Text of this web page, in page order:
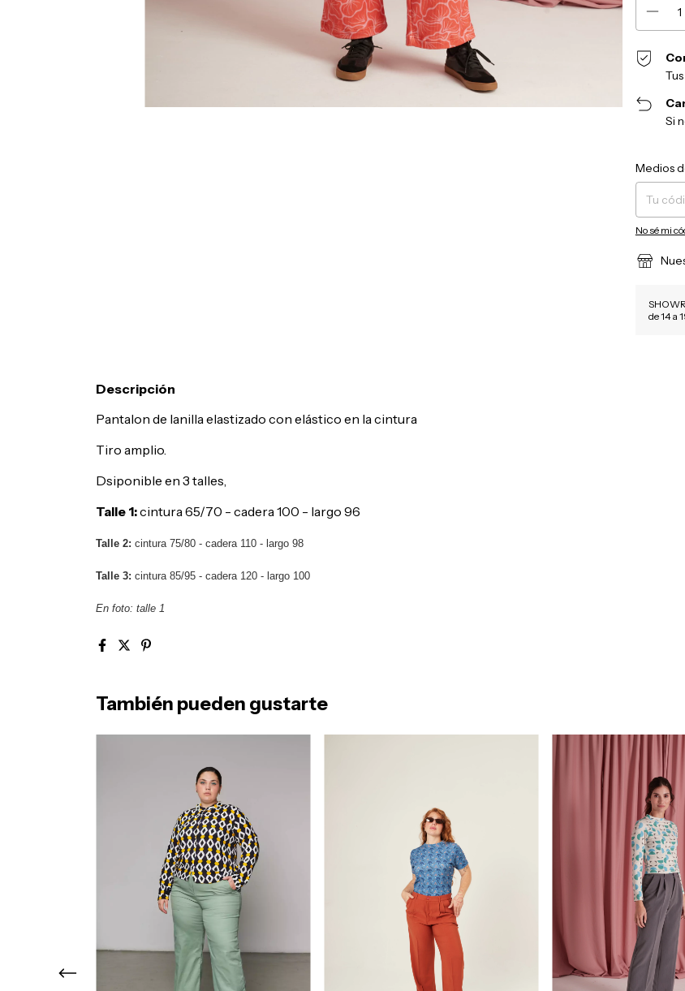
Si
Entregas
Medios
No sé mi
de 14 a
Descripción
Pantalon de lanilla elastizado con elástico en la cintura
Tiro amplio.
Dsiponible en 3 talles,
Talle 1:cintura 65/70 - cadera 100 - largo 96
Talle 2: cintura 75/80 - cadera 110 - largo 98
Talle 3: cintura 85/95 - cadera 120 - largo 100
En foto: talle 1
También pueden gustarte